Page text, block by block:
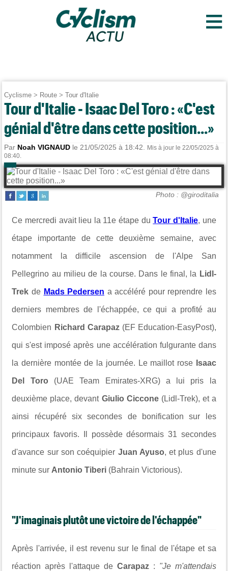
≡
Cyclisme > Route >Tour d'Italie
Tour d'Italie - Isaac Del Toro : «C'est
génial d'être dans cette position...»
Par Noah VIGNAUD le 21/05/2025 à 18:42.
Mis à jour le 22/05/2025 à
08:40.
Photo : @giroditalia
Ce mercredi avait lieu la 11e étape duTour d'Italie, une
étape importante de cette deuxième semaine, avec
notamment la difficile ascension de l'Alpe San
Pellegrino au milieu de la course. Dans le final, la Lidl-
Trek de Mads Pedersen a accéléré pour reprendre les
derniers membres de l'échappée, ce qui a profité au
Colombien Richard Carapaz (EF Education-EasyPost),
qui s'est imposé après une accélération fulgurante dans
la dernière montée de la journée. Le maillot rose Isaac
Del Toro (UAE Team Emirates-XRG) a lui pris la
deuxième place, devant Giulio Ciccone(Lidl-Trek), et a
ainsi récupéré six secondes de bonification sur les
principaux favoris. Il possède désormais 31 secondes
d'avance sur son coéquipier Juan Ayuso, et plus d'une
minute sur Antonio Tiberi (Bahrain Victorious).
"J'imaginais plutôt une victoire de l'échappée"
Après l'arrivée, il est revenu sur le final de l'étape et sa
réaction après l'attaque de Carapaz: "Je m'attendais